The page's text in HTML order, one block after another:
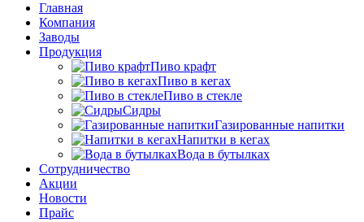
Главная
Компания
Заводы
Продукция
Пиво крафт
Пиво в кегах
Пиво в стекле
Сидры
Газированные напитки
Напитки в кегах
Вода в бутылках
Сотрудничество
Акции
Новости
Прайс